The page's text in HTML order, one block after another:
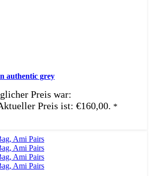
authentic grey
Preis war:
Preis ist: €160,00. *